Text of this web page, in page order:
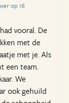
op 16
vooral. De
met de
met je. Als
een team.
We
ook gehuild